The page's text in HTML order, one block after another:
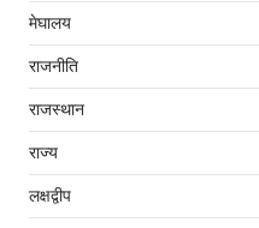
मेघालय
राजनीति
राजस्थान
राज्य
लक्षद्वीप